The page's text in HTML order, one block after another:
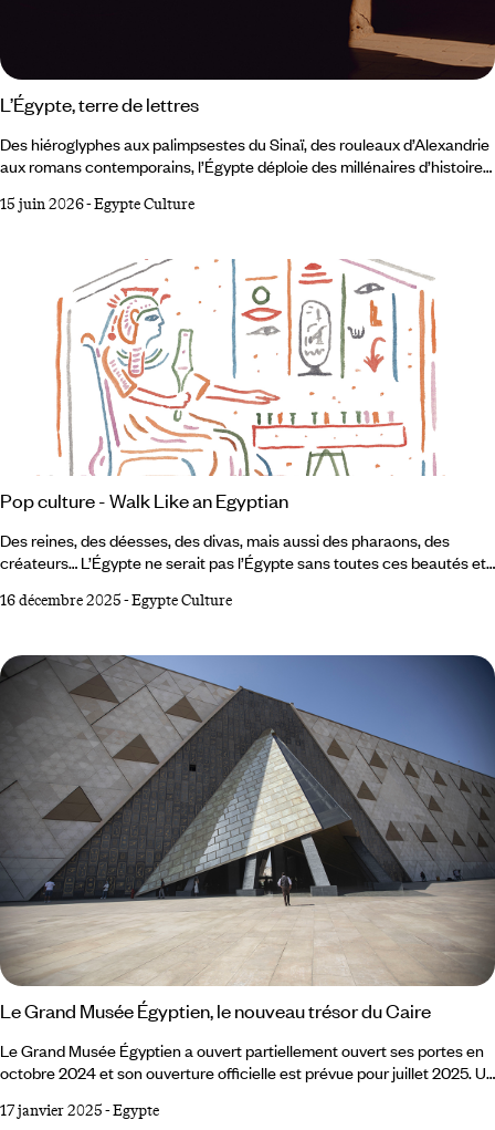
L’Égypte, terre de lettres
Des hiéroglyphes aux palimpsestes du Sinaï, des rouleaux d’Alexandrie
aux romans contemporains, l’Égypte déploie des millénaires d’histoire
et la plume des écrivains. Fondée au IIIᵉ siècle avant notre ère,
ses successeurs, comme un lieu rassemblant tous les savoirs.
15 juin 2026-Egypte Culture
Pop culture - Walk Like an Egyptian
Des reines, des déesses, des divas, mais aussi des pharaons, des
créateurs… L’Égypte ne serait pas l’Égypte sans toutes ces beautés et
s’approcher. Ce florilège indique la marche à suivre. Toutânkhamon
l’archéologue britannique Howard Carter qui, le 4 novembre 1922,
découvre sa tombe, intacte.
16 décembre 2025-Egypte Culture
Le Grand Musée Égyptien, le nouveau trésor du Caire
Le Grand Musée Égyptien a ouvert partiellement ouvert ses portes en
octobre 2024 et son ouverture officielle est prévue pour juillet 2025. Un
patrimoine culturel égyptien et fait entrer l’égyptologie dans la
17 janvier 2025-Egypte